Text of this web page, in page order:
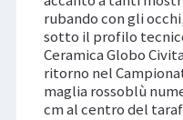
rubando con gli
sotto il profilo
Ceramica Globo
ritorno nel
maglia rossoblù
cm al centro del